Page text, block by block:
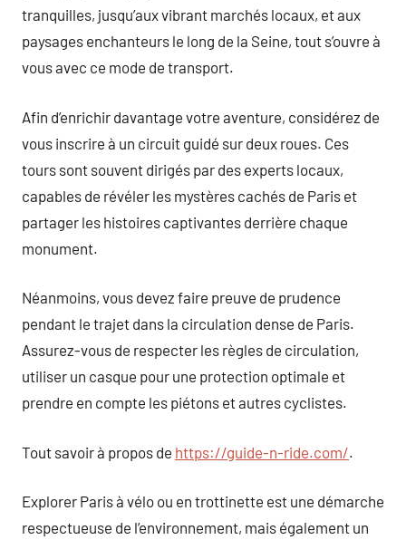
tranquilles, jusqu’aux vibrant marchés locaux, et aux
paysages enchanteurs le long de la Seine, tout s’ouvre à
vous avec ce mode de transport.
Afin d’enrichir davantage votre aventure, considérez de
vous inscrire à un circuit guidé sur deux roues. Ces
tours sont souvent dirigés par des experts locaux,
capables de révéler les mystères cachés de Paris et
partager les histoires captivantes derrière chaque
monument.
Néanmoins, vous devez faire preuve de prudence
pendant le trajet dans la circulation dense de Paris.
Assurez-vous de respecter les règles de circulation,
utiliser un casque pour une protection optimale et
prendre en compte les piétons et autres cyclistes.
Tout savoir à propos de https://guide-n-ride.com/.
Explorer Paris à vélo ou en trottinette est une démarche
respectueuse de l’environnement, mais également un